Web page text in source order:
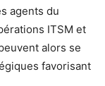
agents du
ITSM et
alors se
favorisant